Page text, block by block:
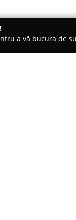
a vă bucura de